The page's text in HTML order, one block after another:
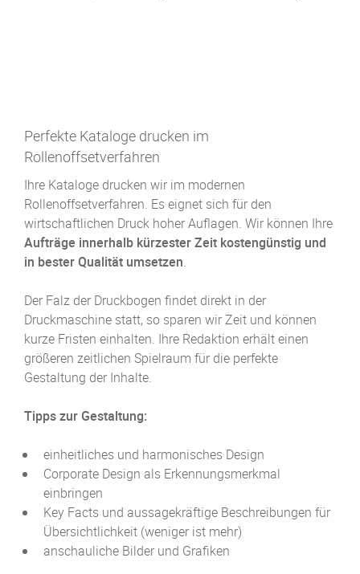
Perfekte Kataloge drucken im
Rollenoffsetverfahren
Ihre Kataloge drucken wir im modernen
Rollenoffsetverfahren. Es eignet sich für den
wirtschaftlichen Druck hoher Auflagen. Wir können Ihre
Aufträge innerhalb kürzester Zeit kostengünstig und
in bester Qualität umsetzen.
Der Falz der Druckbogen findet direkt in der
Druckmaschine statt, so sparen wir Zeit und können
kurze Fristen einhalten. Ihre Redaktion erhält einen
größeren zeitlichen Spielraum für die perfekte
Gestaltung der Inhalte.
Tipps zur Gestaltung:
einheitliches und harmonisches Design
Corporate Design als Erkennungsmerkmal
einbringen
Key Facts und aussagekräftige Beschreibungen für
Übersichtlichkeit (weniger ist mehr)
anschauliche Bilder und Grafiken